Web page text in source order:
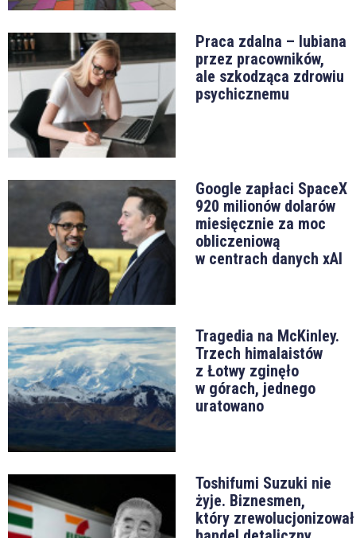
Praca zdalna – lubiana
przez pracowników,
ale szkodząca zdrowiu
psychicznemu
Google zapłaci SpaceX
920 milionów dolarów
miesięcznie za moc
obliczeniową
w centrach danych xAI
Tragedia na McKinley.
Trzech himalaistów
z Łotwy zginęło
w górach, jednego
uratowano
Toshifumi Suzuki nie
żyje. Biznesmen,
który zrewolucjonizował